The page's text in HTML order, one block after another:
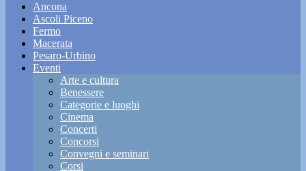
Ancona
Ascoli Piceno
Fermo
Macerata
Pesaro-Urbino
Eventi
Arte e cultura
Benessere
Categorie e luoghi
Cinema
Concerti
Concorsi
Convegni e seminari
Corsi